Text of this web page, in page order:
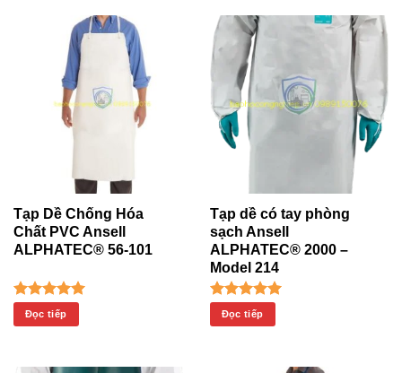
Tạp Dề Chống Hóa
Chất PVC Ansell
ALPHATEC® 56-101
Được xếp
hạng5.00
Đọc tiếp
Tạp dề có tay phòng
sạch Ansell
ALPHATEC® 2000 –
Model 214
Được xếp
hạng5.00
Đọc tiếp